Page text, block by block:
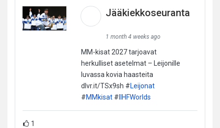
Jääkiekkoseuranta
1 month 4 weeks ago
MM-kisat 2027 tarjoavat
herkulliset asetelmat – Leijonille
luvassa kovia haasteita
dlvr.it/TSx9sh #Leijonat
#MMkisat#IIHFWorlds
1